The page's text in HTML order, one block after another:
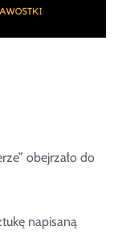
obejrzało do
napisaną